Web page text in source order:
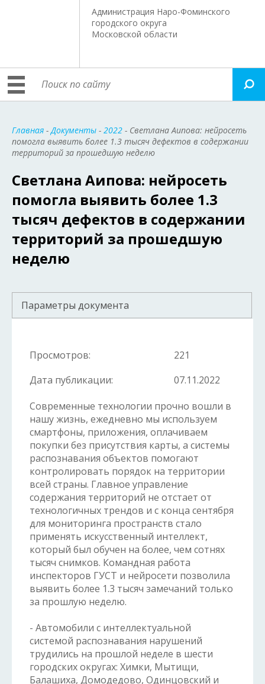
Администрация Наро-Фоминского
городского округа
Московской области
Главная -Документы - 2022 - Светлана Аипова: нейросеть
помогла выявить более 1.3 тысяч дефектов в содержании
территорий за прошедшую неделю
Светлана Аипова: нейросеть
помогла выявить более 1.3
тысяч дефектов в содержании
территорий за прошедшую
неделю
Параметры документа
Просмотров:
221
Дата публикации:
07.11.2022
Современные технологии прочно вошли в
нашу жизнь, ежедневно мы используем
смартфоны, приложения, оплачиваем
покупки без присутствия карты, а системы
распознавания объектов помогают
контролировать порядок на территории
всей страны. Главное управление
содержания территорий не отстает от
технологичных трендов и с конца сентября
для мониторинга пространств стало
применять искусственный интеллект,
который был обучен на более, чем сотнях
тысяч снимков. Командная работа
инспекторов ГУСТ и нейросети позволила
выявить более 1.3 тысяч замечаний только
за прошлую неделю.
- Автомобили с интеллектуальной
системой распознавания нарушений
трудились на прошлой неделе в шести
городских округах: Химки, Мытищи,
Балашиха, Домодедово, Одинцовский и